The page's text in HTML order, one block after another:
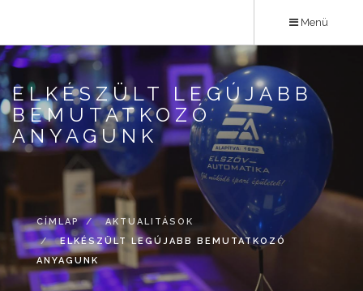
tartalomra
Menü
ELKÉSZÜLT LEGÚJABB
BEMUTATKOZÓ
ANYAGUNK
CÍMLAP
AKTUALITÁSOK
ELKÉSZÜLT LEGÚJABB BEMUTATKOZÓ
ANYAGUNK